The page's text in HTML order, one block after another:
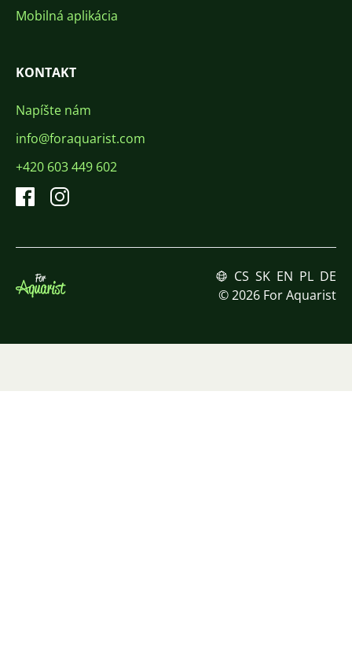
Mobilná aplikácia
KONTAKT
Napíšte nám
info@foraquarist.com
+420 603 449 602
CS SK EN PL DE
© 2026 For Aquarist